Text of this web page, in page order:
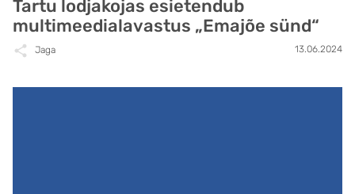
Tartu lodjakojas esietendub
multimeedialavastus „Emajõe sünd“
Jaga 13.06.2024